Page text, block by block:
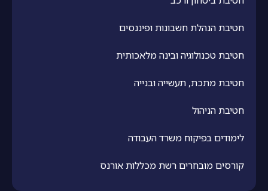
חטיבת הנהלת חשבונות ופיננסים
חטיבת טכנולוגיה ובינה מלאכותית
חטיבת מתכת, תעשייה ובנייה
חטיבת הניהול
לימודים בפיקוח משרד העבודה
קורסים מובחרים רשת מכללות אורנס